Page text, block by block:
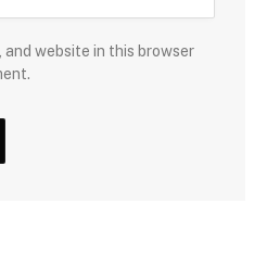
and website in this browser